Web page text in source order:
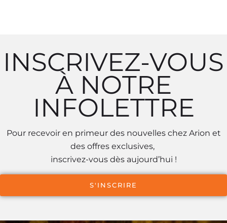
INSCRIVEZ-VOUS
À NOTRE
INFOLETTRE
Pour recevoir en primeur des nouvelles chez Arion et
des offres exclusives,
inscrivez-vous dès aujourd’hui !
S'INSCRIRE